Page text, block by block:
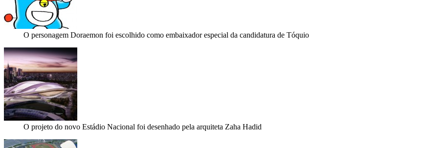
O personagem Doraemon foi escolhido como embaixador especial da candidatura de Tóquio
O projeto do novo Estádio Nacional foi desenhado pela arquiteta Zaha Hadid